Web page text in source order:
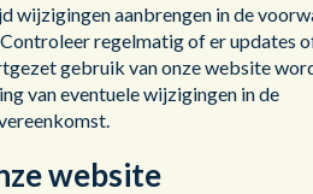
wijzigingen aanbrengen in de
regelmatig of er updates
gebruik van onze website
van eventuele wijzigingen in de
website